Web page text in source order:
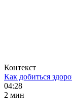
Контекст
Как добиться
04:28
2 мин